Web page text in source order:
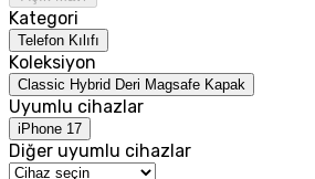
Kategori
Telefon Kılıfı
Koleksiyon
Classic Hybrid Deri Magsafe Kapak
Uyumlu cihazlar
iPhone 17
Diğer uyumlu cihazlar